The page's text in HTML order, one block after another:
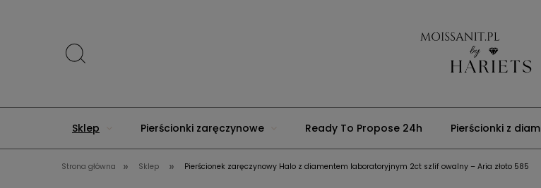
Sklep Pierścionki zaręczynowe Ready To Propose 24h Pierścionki z
Nowości
Strona główna » Sklep » Pierścionek zaręczynowy Halo z diamentem laboratoryjnym 2ct szlif owalny – Aria złoto 585